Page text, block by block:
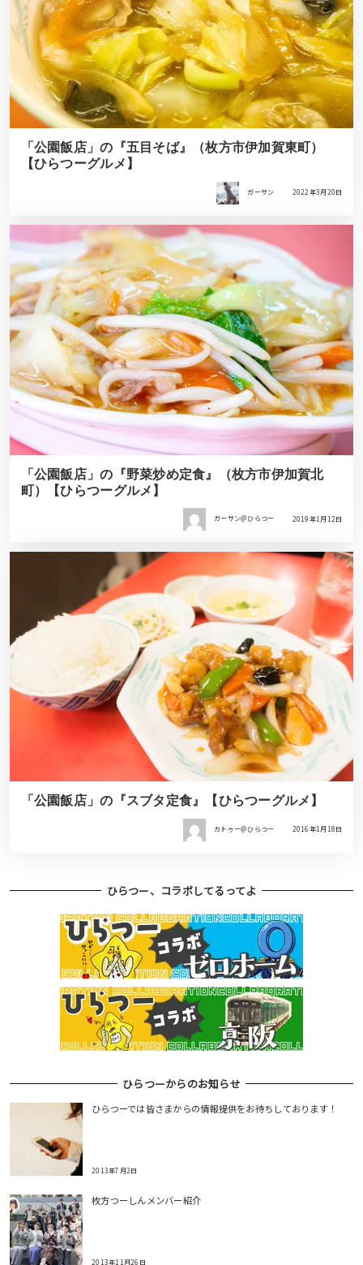
「公園飯店」の『五目そば』（枚方市伊加賀東町）
【ひらつーグルメ】
ガーサン 2022年3月20日
「公園飯店」の『野菜炒め定食』（枚方市伊加賀北
町）【ひらつーグルメ】
ガーサン＠ひらつー 2019年1月12日
「公園飯店」の『スブタ定食』【ひらつーグルメ】
カトゥー＠ひらつー 2016年1月18日
ひらつー、コラボしてるってよ
ひらつーからのお知らせ
ひらつーでは皆さまからの情報提供をお待ちしております！
2013年7月2日
枚方つーしんメンバー紹介
2013年11月26日